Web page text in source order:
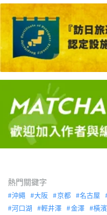
熱門關鍵字
沖繩 大阪 京都 名古屋
河口湖
輕井澤 金澤 橫濱